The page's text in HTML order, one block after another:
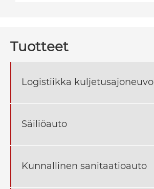
Tuotteet
Logistiikka kuljetusajoneuvo
Säiliöauto
Kunnallinen sanitaatioauto